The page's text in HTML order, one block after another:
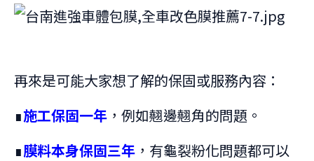
再來是可能大家想了解的保固或服務內容：
∎施工保固一年 ，例如翹邊翹角的問題。
∎膜料本身保固三年 ，有龜裂粉化問題都可以